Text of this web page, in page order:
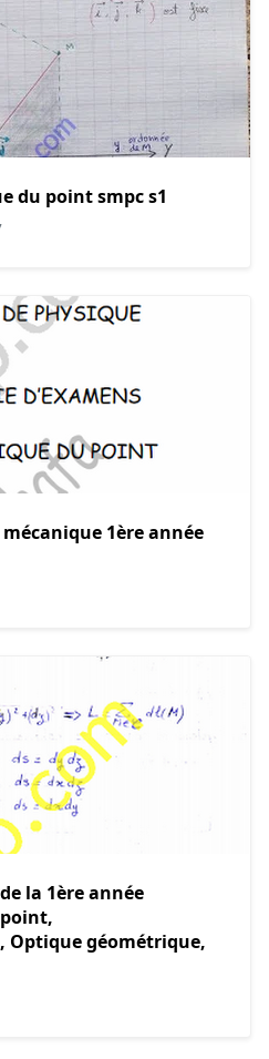
du point smpc s1
1ère année
la 1ère année
Optique géométrique,